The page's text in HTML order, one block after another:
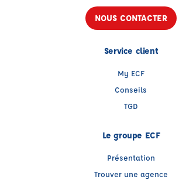
NOUS CONTACTER
Service client
My ECF
Conseils
TGD
Le groupe ECF
Présentation
Trouver une agence